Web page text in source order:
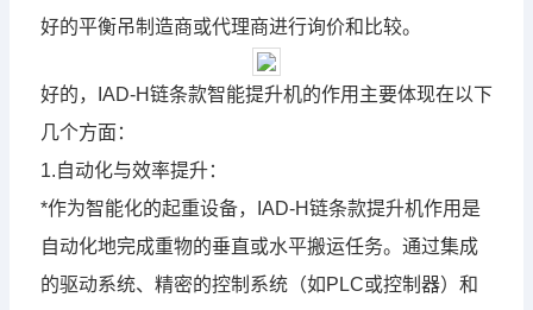
好的平衡吊制造商或代理商进行询价和比较。
好的，IAD-H链条款智能提升机的作用主要体现在以下
几个方面：
1.自动化与效率提升：
*作为智能化的起重设备，IAD-H链条款提升机作用是
自动化地完成重物的垂直或水平搬运任务。通过集成
的驱动系统、精密的控制系统（如PLC或控制器）和